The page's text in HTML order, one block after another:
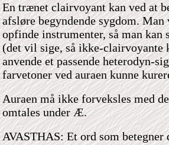
En trænet clairvoyant kan ved at
afsløre begyndende sygdom.
opfinde instrumenter, så man kan
(det vil sige, så ikke-clairvoyante
anvende et passende heterodyn-
farvetoner ved auraen kunne
Auraen må ikke forveksles med
omtales under Æ.
AVASTHAS: Et ord som betegner